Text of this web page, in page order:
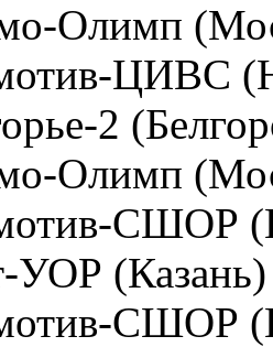
Олимп
ЦИВС
2
Олимп
СШОР
УОР (Казань)
СШОР